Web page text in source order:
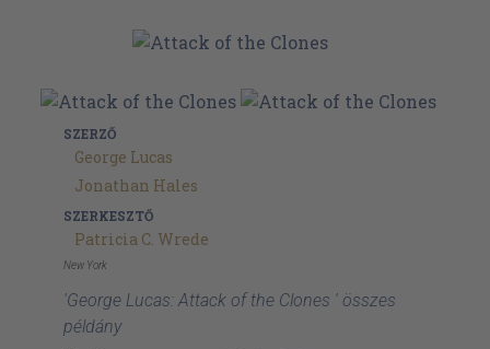
SZERZŐ
George Lucas
Jonathan Hales
SZERKESZTŐ
Patricia C. Wrede
New York
'George Lucas: Attack of the Clones ' összes
példány